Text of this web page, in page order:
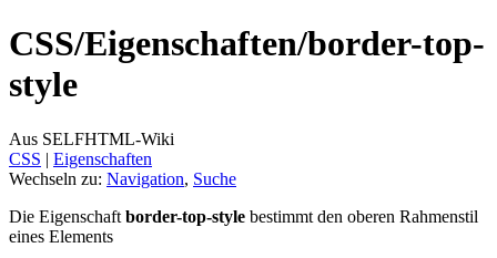
CSS/Eigenschaften/border-top-
style
Aus SELFHTML-Wiki
CSS ‎ | Eigenschaften
Wechseln zu: Navigation, Suche
Die Eigenschaft border-top-style bestimmt den oberen Rahmenstil
eines Elements